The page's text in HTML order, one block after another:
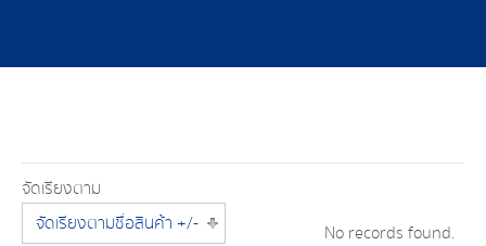
จัดเรียงตาม
จัดเรียงตามชื่อสินค้า +/-
No records found.